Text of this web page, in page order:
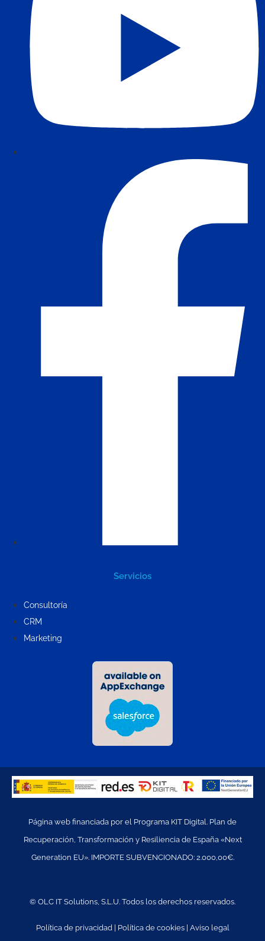
Servicios
Consultoría
CRM
Marketing
Página web financiada por el Programa KIT Digital. Plan de
Recuperación, Transformación y Resiliencia de España «Next
Generation EU». IMPORTE SUBVENCIONADO: 2.000,00€.
© OLC IT Solutions, S.L.U. Todos los derechos reservados.
Política de privacidad| Política de cookies| Aviso legal